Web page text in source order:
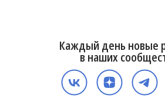
Каждый день новые
в наших